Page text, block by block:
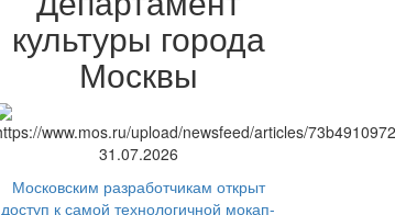
культуры города
Москвы
31.07.2026
Московским разработчикам открыт
доступ к самой технологичной мокап-